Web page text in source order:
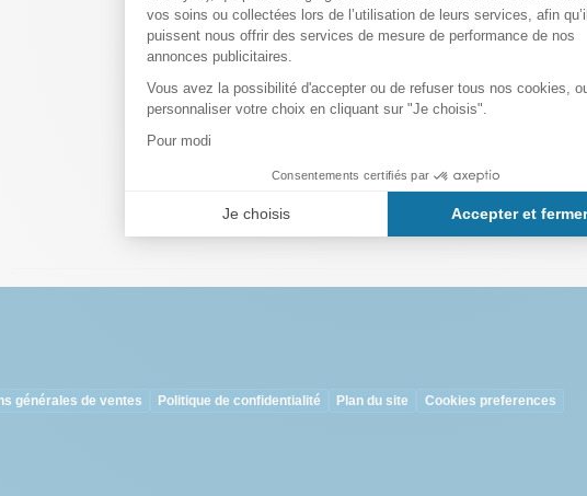
Quartier: Sarriá / San
Métro/Bus:Bus: 73,
Hôtels: Trouvez votre
générales de ventes Politique de confidentialité Plan du site Cookies preferences